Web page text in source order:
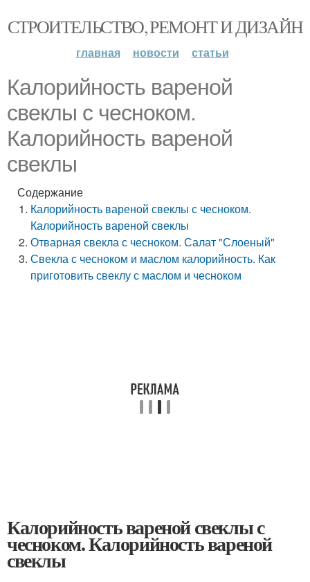
СТРОИТЕЛЬСТВО, РЕМОНТ И ДИЗАЙН
главная новости статьи
Калорийность вареной
свеклы с чесноком.
Калорийность вареной
свеклы
Содержание
Калорийность вареной свеклы с чесноком.
Калорийность вареной свеклы
Отварная свекла с чесноком. Салат "Слоеный"
Свекла с чесноком и маслом калорийность. Как
приготовить свеклу с маслом и чесноком
Калорийность вареной свеклы с
чесноком. Калорийность вареной
свеклы